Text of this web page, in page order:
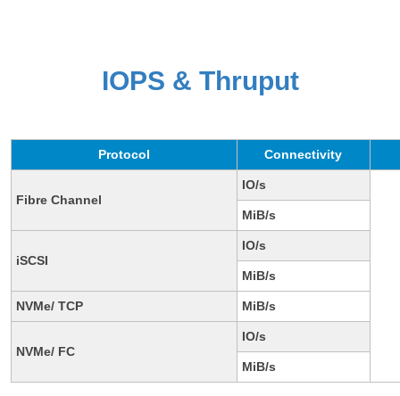
IOPS & Thruput
Protocol Connectivity
Fibre Channel
IO/s
MiB/s
iSCSI
IO/s
MiB/s
NVMe/ TCP MiB/s
NVMe/ FC
IO/s
MiB/s